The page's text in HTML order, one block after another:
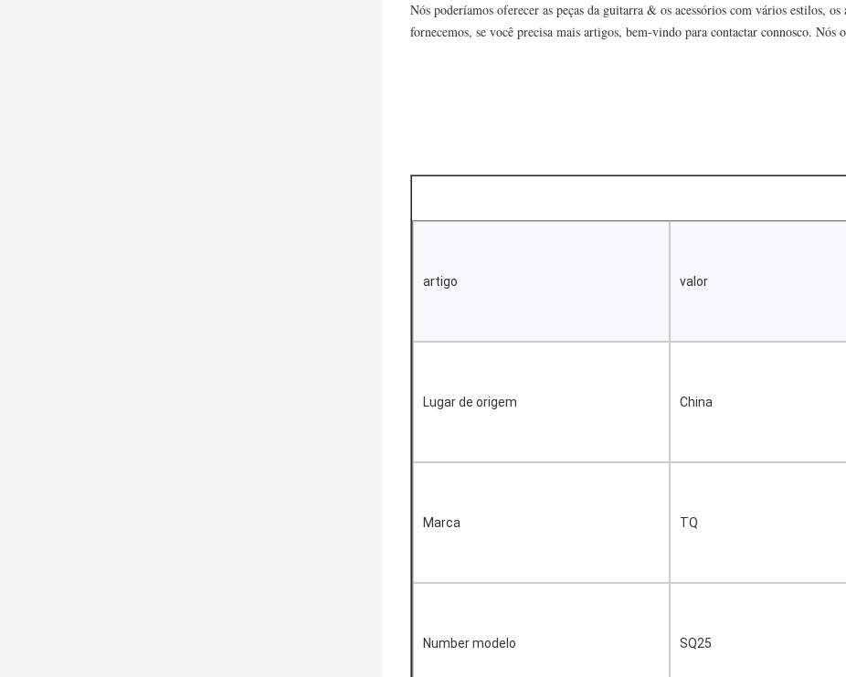
Nós poderíamos oferecer as peças da guitarra & os acessórios com vários estilos,
fornecemos, se você precisa mais artigos, bem-vindo para contactar connosco. Nós
artigo valor
Lugar de origem China
Marca TQ
Number modelo SQ25